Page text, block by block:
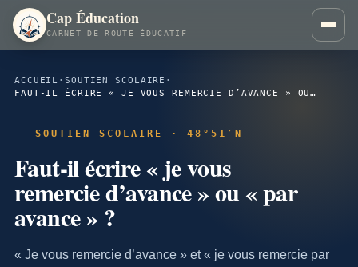
Cap Éducation
CARNET DE ROUTE ÉDUCATIF
ACCUEIL ·SOUTIEN SCOLAIRE ·
FAUT-IL ÉCRIRE « JE VOUS REMERCIE D’AVANCE » OU « PAR AVANCE » ?
SOUTIEN SCOLAIRE · 48°51′N
Faut-il écrire « je vous
remercie d’avance » ou « par
avance » ?
« Je vous remercie d’avance » et « je vous remercie par